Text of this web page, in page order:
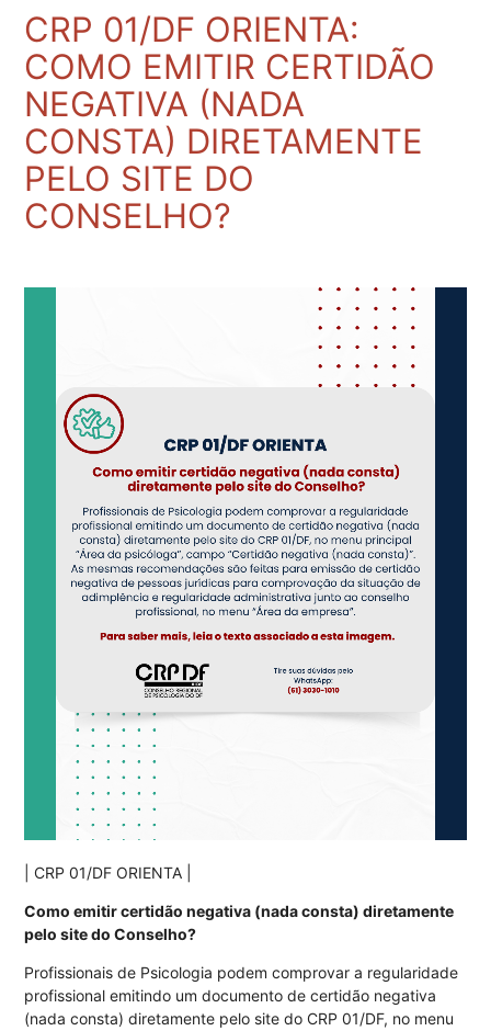
CRP 01/DF ORIENTA:
COMO EMITIR CERTIDÃO
NEGATIVA (NADA
CONSTA) DIRETAMENTE
PELO SITE DO
CONSELHO?
| CRP 01/DF ORIENTA |
Como emitir certidão negativa (nada consta) diretamente
pelo site do Conselho?
Profissionais de Psicologia podem comprovar a regularidade
profissional emitindo um documento de certidão negativa
(nada consta) diretamente pelo site do CRP 01/DF, no menu